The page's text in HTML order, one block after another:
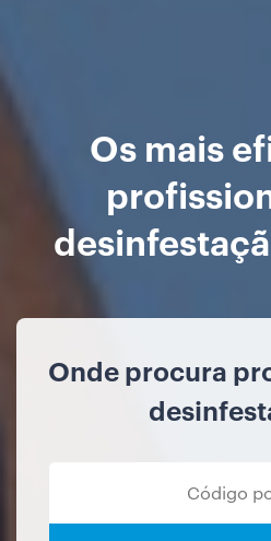
Os mais
Onde procura